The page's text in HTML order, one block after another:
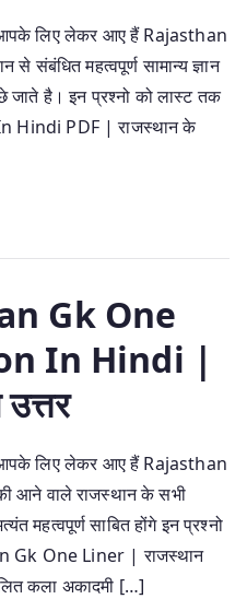
लिए लेकर आए हैं Rajasthan
संबंधित महत्वपूर्ण सामान्य ज्ञान
जाते है। इन प्रश्नो को लास्ट तक
Hindi PDF | राजस्थान के
Gk One
In Hindi |
लिए लेकर आए हैं Rajasthan
आने वाले राजस्थान के सभी
महत्वपूर्ण साबित होंगे इन प्रश्नो
Gk One Liner | राजस्थान
कला अकादमी […]